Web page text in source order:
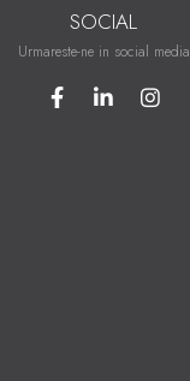
SOCIAL
Urmareste-ne in social media